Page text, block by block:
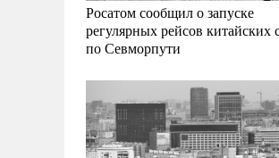
Росатом сообщил о запуске
регулярных рейсов китайских
по Севморпути